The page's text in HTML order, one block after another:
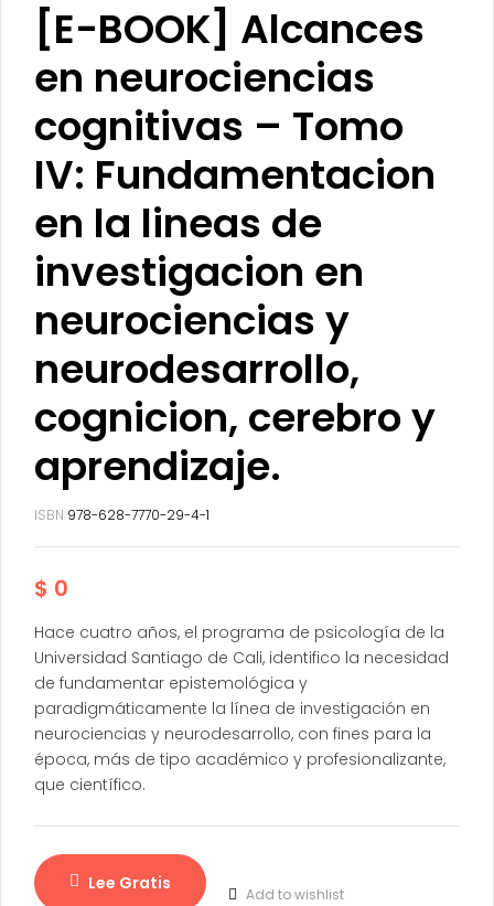
[E-BOOK] Alcances
en neurociencias
cognitivas – Tomo
IV: Fundamentacion
en la lineas de
investigacion en
neurociencias y
neurodesarrollo,
cognicion, cerebro y
aprendizaje.
ISBN 978-628-7770-29-4-1
$ 0
Hace cuatro años, el programa de psicología de la
Universidad Santiago de Cali, identifico la necesidad
de fundamentar epistemológica y
paradigmáticamente la línea de investigación en
neurociencias y neurodesarrollo, con fines para la
época, más de tipo académico y profesionalizante,
que científico.
Lee Gratis
Add to wishlist